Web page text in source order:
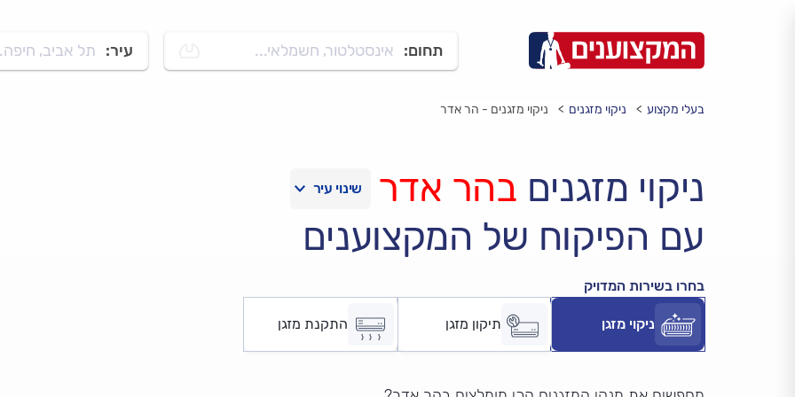
תחום: אינסטלטור, חשמלאי... עיר: תל אביב,
בעלי מקצוע ניקוי מזגנים ניקוי מזגנים - הר אדר
ניקוי מזגנים בהר אדר
עם הפיקוח של המקצוענים
בחרו בשירות המדויק
ניקוי מזגן תיקון מזגן התקנת מזגן